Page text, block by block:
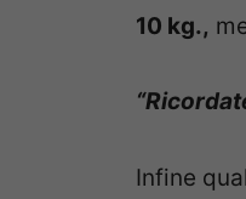
10 kg.,
Infine